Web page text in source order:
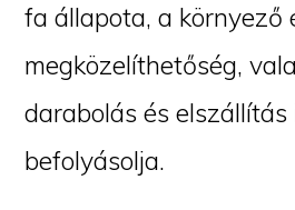
fa állapota, a környező
megközelíthetőség,
darabolás és elszállítás
befolyásolja.